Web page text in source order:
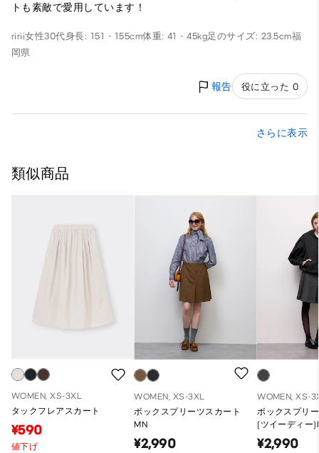
トも素敵で愛用しています！
ririi女性30代身長: 151 - 155cm体重: 41 - 45kg足のサイズ: 23.5cm福
岡県
報告 役に立った 0
さらに表示
類似商品
WOMEN, XS-3XL
タックフレアスカート
¥590
値下げ
WOMEN, XS-3XL
ボックスプリーツスカート
MN
¥2,990
WOMEN, XS-
ボックスプリ
(ツイーディー
¥2,990